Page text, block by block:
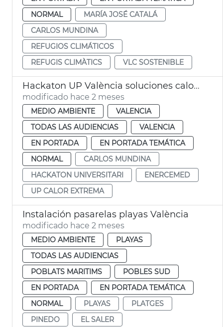
NORMAL
MARÍA JOSÉ CATALÁ
CARLOS MUNDINA
REFUGIOS CLIMÁTICOS
REFUGIS CLIMÀTICS
VLC SOSTENIBLE
Hackaton UP València soluciones calor extrema
modificado hace 2 meses
MEDIO AMBIENTE
VALENCIA
TODAS LAS AUDIENCIAS
VALENCIA
EN PORTADA
EN PORTADA TEMÁTICA
NORMAL
CARLOS MUNDINA
HACKATON UNIVERSITARI
ENERCEMED
UP CALOR EXTREMA
Instalación pasarelas playas València
modificado hace 2 meses
MEDIO AMBIENTE
PLAYAS
TODAS LAS AUDIENCIAS
POBLATS MARITIMS
POBLES SUD
EN PORTADA
EN PORTADA TEMÁTICA
NORMAL
PLAYAS
PLATGES
PINEDO
EL SALER